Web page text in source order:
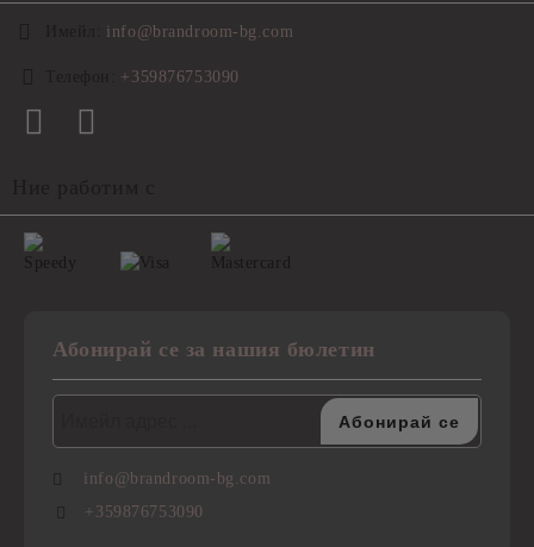
info@brandroom-bg.com
+359876753090
Абонирай се за нашия бюлетин
info@brandroom-bg.com
+359876753090